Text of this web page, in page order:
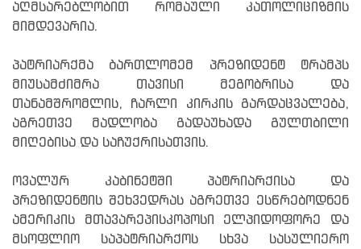
აღმსარებლობით რომაული კათოლიციზმის
მიმდევარია.
პატრიარქმა ბართლომემ პრეზიდენტ ტრამპს
მიუსამძიმრა თავისი მეგობრისა და
თანამშრომლის, ჩარლი კირკის გარდაცვალება,
აგრეთვე მადლობა გადაუხადა გულთბილი
მიღებისა და საჩუქრისათვის.
ოვალურ კაბინეტში პატრიარქისა და
პრეზიდენტის შეხვედრას აგრეთვე ესწრებოდნენ
ამერიკის მთავარეპისკოპოსი ელპიდოფორე და
მსოფლიო საპატრიარქოს სხვა სასულიერო